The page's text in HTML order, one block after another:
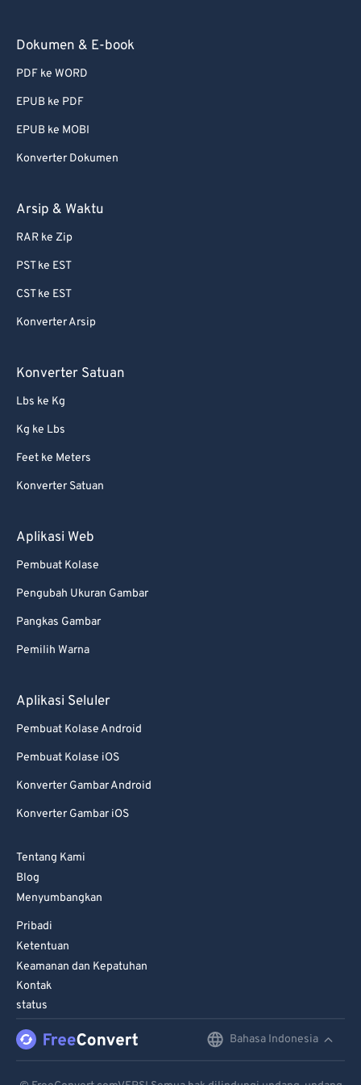
Dokumen & E-book
PDF ke WORD
EPUB ke PDF
EPUB ke MOBI
Konverter Dokumen
Arsip & Waktu
RAR ke Zip
PST ke EST
CST ke EST
Konverter Arsip
Konverter Satuan
Lbs ke Kg
Kg ke Lbs
Feet ke Meters
Konverter Satuan
Aplikasi Web
Pembuat Kolase
Pengubah Ukuran Gambar
Pangkas Gambar
Pemilih Warna
Aplikasi Seluler
Pembuat Kolase Android
Pembuat Kolase iOS
Konverter Gambar Android
Konverter Gambar iOS
Tentang Kami
Blog
Menyumbangkan
Pribadi
Ketentuan
Keamanan dan Kepatuhan
Kontak
status
Bahasa Indonesia